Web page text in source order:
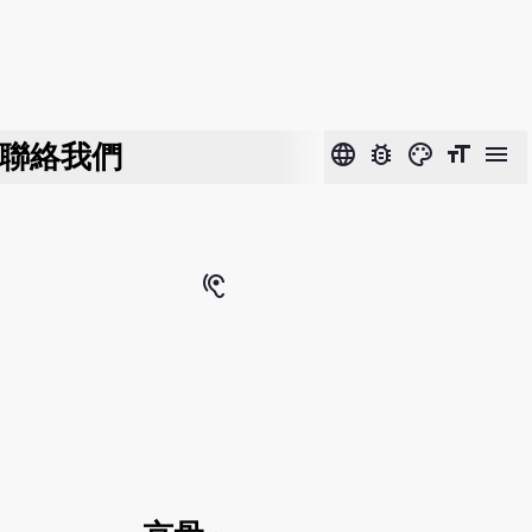
聯絡我們 language bug_report color_lens format_size menu
hearing